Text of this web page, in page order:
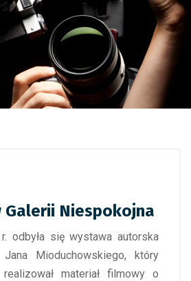
Galerii Niespokojna
odbyła się wystawa autorska
Mioduchowskiego, który
materiał filmowy o